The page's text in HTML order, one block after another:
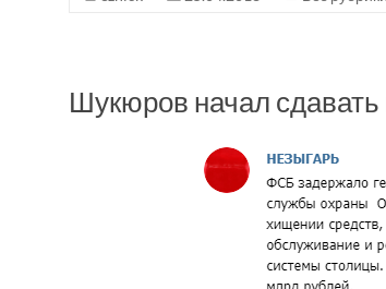
Шукюров начал сдавать